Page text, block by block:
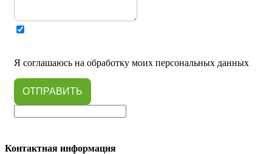
Я соглашаюсь на обработку моих персональных данных
ОТПРАВИТЬ
Контактная информация